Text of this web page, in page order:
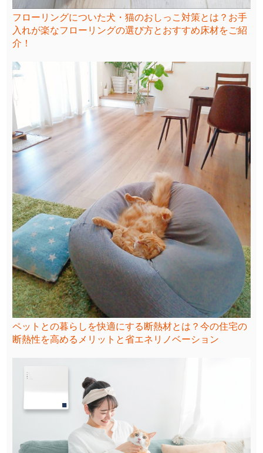
フローリングについた犬・猫のおしっこ対策とは？お手
入れが楽なフローリングの選び方とおすすめ床材をご紹
介！
ペットとの暮らしを快適にする断熱材とは？今の住宅の
断熱性を高めるメリットと省エネリノベーション